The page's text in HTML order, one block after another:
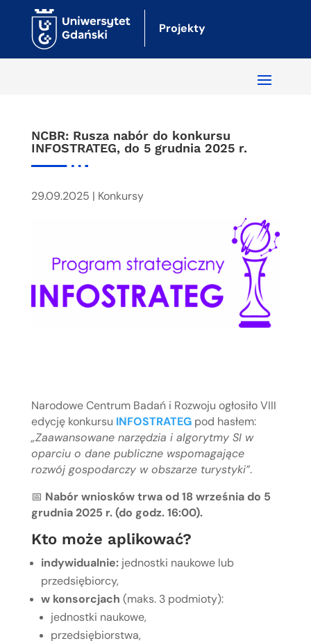
Projekty
NCBR: Rusza nabór do konkursu
INFOSTRATEG, do 5 grudnia 2025 r.
29.09.2025 | Konkursy
Narodowe Centrum Badań i Rozwoju ogłosiło VIII
edycję konkursu INFOSTRATEGpod hasłem:
„Zaawansowane narzędzia i algorytmy SI w
oparciu o dane publiczne wspomagające
rozwój gospodarczy w obszarze turystyki”.
📅 Nabór wniosków trwa od 18 września do 5
grudnia 2025 r. (do godz. 16:00).
Kto może aplikować?
indywidualnie:jednostki naukowe lub
przedsiębiorcy,
w konsorcjach (maks. 3 podmioty):
jednostki naukowe,
przedsiębiorstwa,